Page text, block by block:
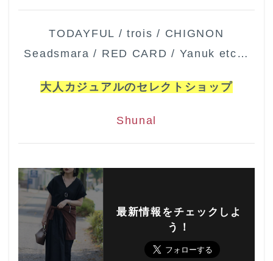
TODAYFUL / trois / CHIGNON
Seadsmara / RED CARD / Yanuk etc…
大人カジュアルのセレクトショップ
Shunal
最新情報をチェックしよ
う！